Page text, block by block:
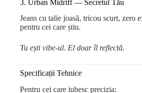
3. Urban Midriff — Secretul Tău
Jeans cu talie joasă, tricou scurt,
pentru cei care știu.
Tu ești vibe-ul. El doar îl reflectă.
Specificații Tehnice
Pentru cei care iubesc precizia: